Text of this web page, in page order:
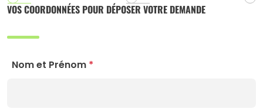
VOS COORDONNÉES POUR DÉPOSER VOTRE DEMANDE
Nom et Prénom*